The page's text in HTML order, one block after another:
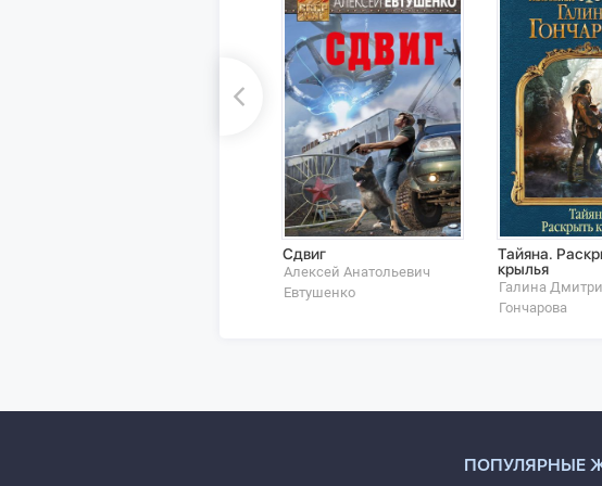
Сдвиг
Алексей Анатольевич
Евтушенко
Тайяна.
крылья
Галина
Гончарова
ПОПУЛЯРНЫЕ